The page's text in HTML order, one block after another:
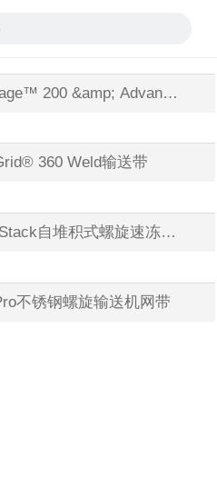
Advantage™ 200 &amp; Advantage™ 120输送带
360 Weld输送带
ExactaStack自堆积式螺旋速冻机网带
不锈钢螺旋输送机网带